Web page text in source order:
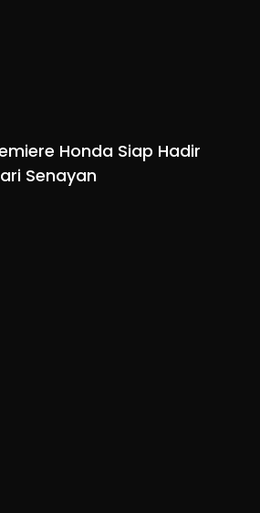
Honda Siap Hadir
Senayan